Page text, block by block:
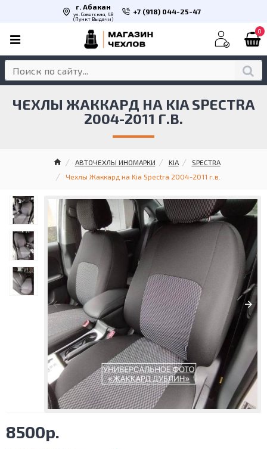
г. Абакан
ул. Советская, 48
(Пункт Выдачи)
+7 (918) 044-25-47
0
АВТОЧЕХЛЫ ИНОМАРКИ KIA
SPECTRA
Чехлы Жаккард на Kia Spectra 2004-2011 г.в.
ЧЕХЛЫ ЖАККАРД НА KIA SPECTRA
2004-2011 Г.В.
8500р.